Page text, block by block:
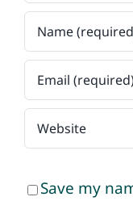
Save my